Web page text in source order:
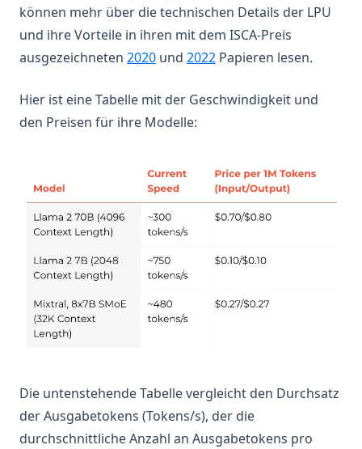
4o Image Generation
Context Engineering Guide
können mehr über die technischen Details der LPU
und ihre Vorteile in ihren mit dem ISCA-Preis
ausgezeichneten 2020(opens in a new tab)
und 2022 (opens in a new tab)
Papieren lesen.
Hier ist eine Tabelle mit der Geschwindigkeit und
den Preisen für ihre Modelle:
Die untenstehende Tabelle vergleicht den Durchsatz
der Ausgabetokens (Tokens/s), der die
durchschnittliche Anzahl an Ausgabetokens pro